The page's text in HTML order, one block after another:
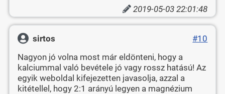
2019-05-03 22:01:48
sirtos
#10
Nagyon jó volna most már eldönteni, hogy a
kalciummal való bevétele jó vagy rossz hatású! Az
egyik weboldal kifejezetten javasolja, azzal a
kitétellel, hogy 2:1 arányú legyen a magnézium